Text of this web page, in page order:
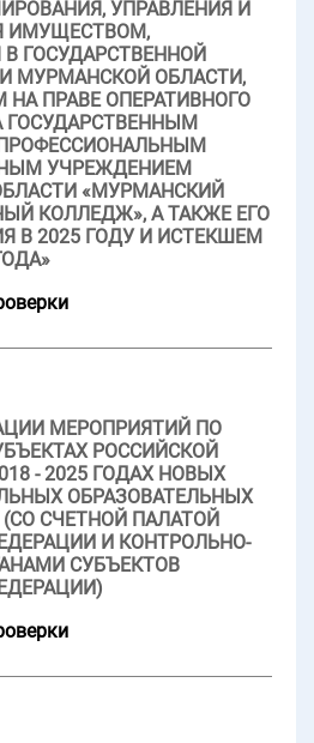
УПРАВЛЕНИЯ И
ИМУЩЕСТВОМ,
ГОСУДАРСТВЕННОЙ
МУРМАНСКОЙ ОБЛАСТИ,
ПРАВЕ ОПЕРАТИВНОГО
ГОСУДАРСТВЕННЫМ
УЧРЕЖДЕНИЕМ
«МУРМАНСКИЙ
КОЛЛЕДЖ», А ТАКЖЕ ЕГО
В 2025 ГОДУ И ИСТЕКШЕМ
МЕРОПРИЯТИЙ ПО
РОССИЙСКОЙ
- 2025 ГОДАХ НОВЫХ
ОБРАЗОВАТЕЛЬНЫХ
СЧЕТНОЙ ПАЛАТОЙ
И КОНТРОЛЬНО-
СУБЪЕКТОВ